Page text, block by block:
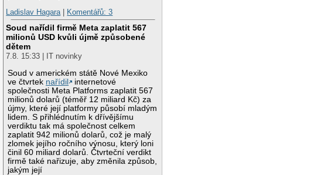
Ladislav Hagara| Komentářů: 3
Soud nařídil firmě Meta zaplatit 567
milionů USD kvůli újmě způsobené
dětem
7.8. 15:33 | IT novinky
Soud v americkém státě Nové Mexiko
ve čtvrtek nařídil
internetové
společnosti Meta Platforms zaplatit 567
milionů dolarů (téměř 12 miliard Kč) za
újmy, které její platformy působí mladým
lidem. S přihlédnutím k dřívějšímu
verdiktu tak má společnost celkem
zaplatit 942 milionů dolarů, což je malý
zlomek jejího ročního výnosu, který loni
činil 60 miliard dolarů. Čtvrteční verdikt
firmě také nařizuje, aby změnila způsob,
jakým její